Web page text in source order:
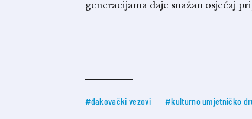
generacijama daje snažan osjećaj
#đakovački vezovi #kulturno umjetničko